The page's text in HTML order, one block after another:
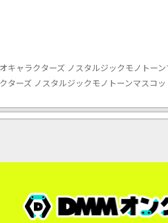
キャラクターズ ノスタルジックモノトー
ターズ ノスタルジックモノトーンマスコ